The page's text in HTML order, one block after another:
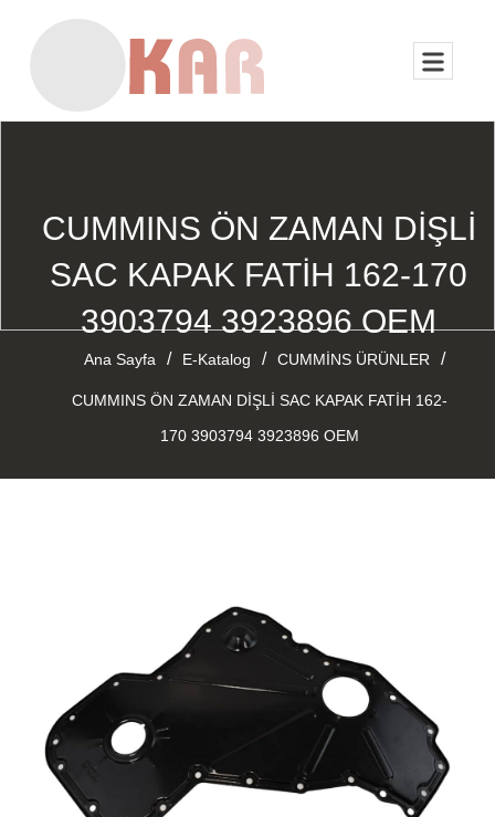
CUMMINS ÖN ZAMAN DİŞLİ
SAC KAPAK FATİH 162-170
3903794 3923896 OEM
Ana Sayfa / E-Katalog / CUMMİNS ÜRÜNLER /
CUMMINS ÖN ZAMAN DİŞLİ SAC KAPAK FATİH 162-
170 3903794 3923896 OEM